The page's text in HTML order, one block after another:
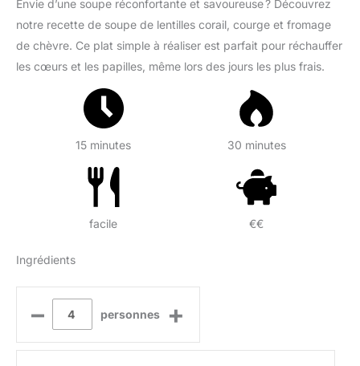
Envie d’une soupe réconfortante et savoureuse ? Découvrez
notre recette de soupe de lentilles corail, courge et fromage
de chèvre. Ce plat simple à réaliser est parfait pour réchauffer
les cœurs et les papilles, même lors des jours les plus frais.
15 minutes 30 minutes
facile €€
Ingrédients
– personnes +